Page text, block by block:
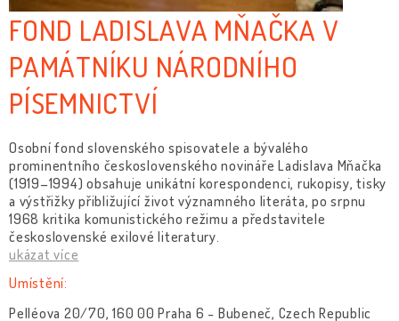
FOND LADISLAVA MŇAČKA V
PAMÁTNÍKU NÁRODNÍHO
PÍSEMNICTVÍ
Osobní fond slovenského spisovatele a bývalého
prominentního československého novináře Ladislava Mňačka
(1919–1994) obsahuje unikátní korespondenci, rukopisy, tisky
a výstřižky přibližující život významného literáta, po srpnu
1968 kritika komunistického režimu a představitele
československé exilové literatury.
ukázat více
Umístění:
Pelléova 20/70, 160 00 Praha 6 - Bubeneč, Czech Republic